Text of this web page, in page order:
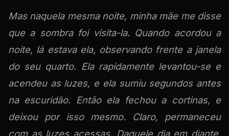
Mas naquela mesma noite, minha mãe me disse
que a sombra foi visita-la. Quando acordou a
noite, lá estava ela, observando frente a janela
do seu quarto. Ela rapidamente levantou-se e
acendeu as luzes, e ela sumiu segundos antes
na escuridão. Então ela fechou a cortinas, e
deixou por isso mesmo. Claro, permaneceu
com as luzes acessas. Daquele dia em diante,